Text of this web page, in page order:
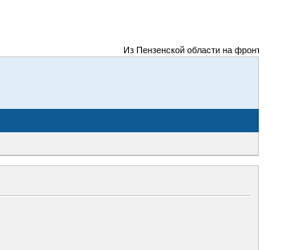
Из Пензенской области на фронты